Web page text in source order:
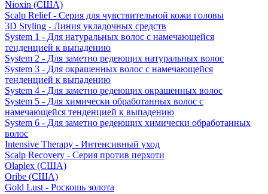
Nioxin (США)
Scalp Relief - Серия для чувствительной кожи головы
3D Styling - Линия укладочных средств
System 1 - Для натуральных волос с намечающейся
тенденцией к выпадению
System 2 - Для заметно редеющих натуральных волос
System 3 - Для окрашенных волос с намечающейся
тенденцией к выпадению
System 4 - Для заметно редеющих окрашенных волос
System 5 - Для химически обработанных волос с
намечающейся тенденцией к выпадению
System 6 - Для заметно редеющих химически обработанных
волос
Intensive Therapy - Интенсивный уход
Scalp Recovery - Серия против перхоти
Olaplex (США)
Oribe (США)
Gold Lust - Роскошь золота